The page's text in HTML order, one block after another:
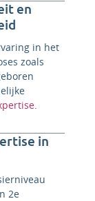
en
in het
zoals
in
2e